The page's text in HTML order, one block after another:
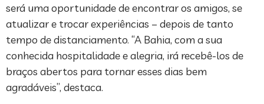
será uma oportunidade de encontrar os amigos, se
atualizar e trocar experiências – depois de tanto
tempo de distanciamento. “A Bahia, com a sua
conhecida hospitalidade e alegria, irá recebê-los de
braços abertos para tornar esses dias bem
agradáveis”, destaca.